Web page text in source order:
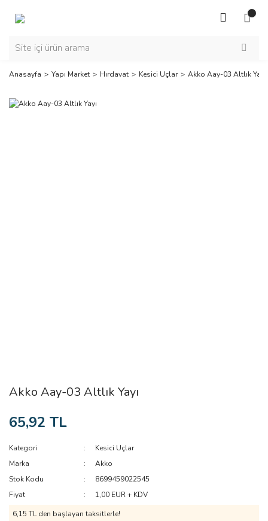
Anasayfa Yapı Market Hırdavat Kesici Uçlar Akko Aay-03 Altlık Yayı
Akko Aay-03 Altlık Yayı
65,92 TL
Kategori
Kesici Uçlar
Marka
Akko
Stok Kodu
8699459022545
Fiyat
1,00 EUR + KDV
6,15 TL den başlayan taksitlerle!